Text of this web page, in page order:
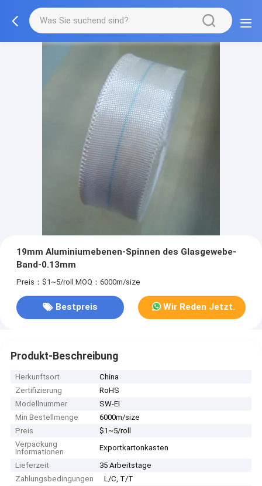
19mm Aluminiumebenen-Spinnen des Glasgewebe-
Band-0.13mm
Preis：$1~5/roll MOQ：6000m/size
Bestpreis Wir Reden Jetzt.
Produkt-Beschreibung
Herkunftsort
China
Zertifizierung
RoHS
Modellnummer
SW-EI
Min Bestellmenge
6000m/size
Preis
$1~5/roll
Verpackung
Informationen
Exportkartonkasten
Lieferzeit
35 Arbeitstage
Zahlungsbedingungen
L/C, T/T